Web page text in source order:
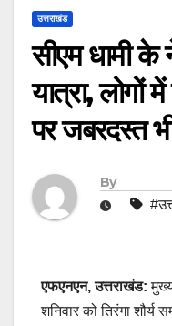
उत्तराखंड
सीएम धामी के
यात्रा, लोगों
पर जबरदस्त
By
एफएनएन, उत्तराखंड:
शनिवार को तिरंगा शौर्य